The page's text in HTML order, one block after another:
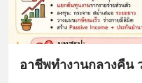
อาชีพทำงานกลางคืน